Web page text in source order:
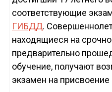
соответствующие
ГИБДД.
находящиеся на
предварительно
обучение, получают
экзамен на присвоение